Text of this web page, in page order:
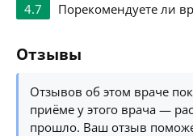
4.7
Порекомендуете ли
Отзывы
Отзывов об этом враче
приёме у этого врача —
прошло. Ваш отзыв